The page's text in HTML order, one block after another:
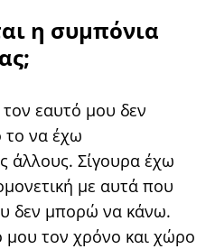
η συμπόνια
εαυτό μου δεν
το να έχω
άλλους. Σίγουρα έχω
με αυτά που
δεν μπορώ να κάνω.
τον χρόνο και χώρο